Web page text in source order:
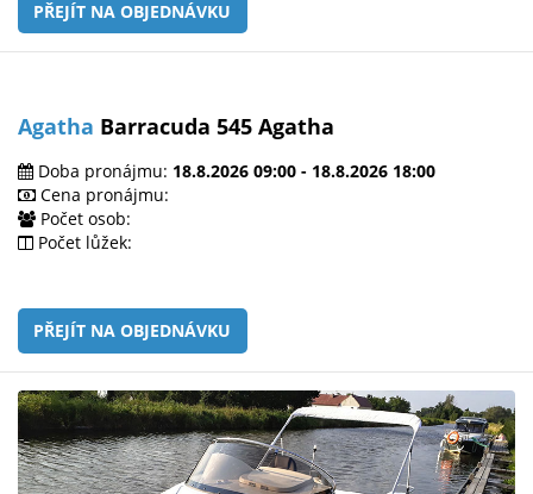
PŘEJÍT NA OBJEDNÁVKU
Agatha Barracuda 545 Agatha
Doba pronájmu: 18.8.2026 09:00 - 18.8.2026 18:00
Cena pronájmu:
Počet osob:
Počet lůžek:
PŘEJÍT NA OBJEDNÁVKU